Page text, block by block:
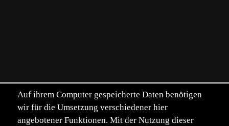
Auf ihrem Computer gespeicherte Daten benötigen
wir für die Umsetzung verschiedener hier
angebotener Funktionen. Mit der Nutzung dieser